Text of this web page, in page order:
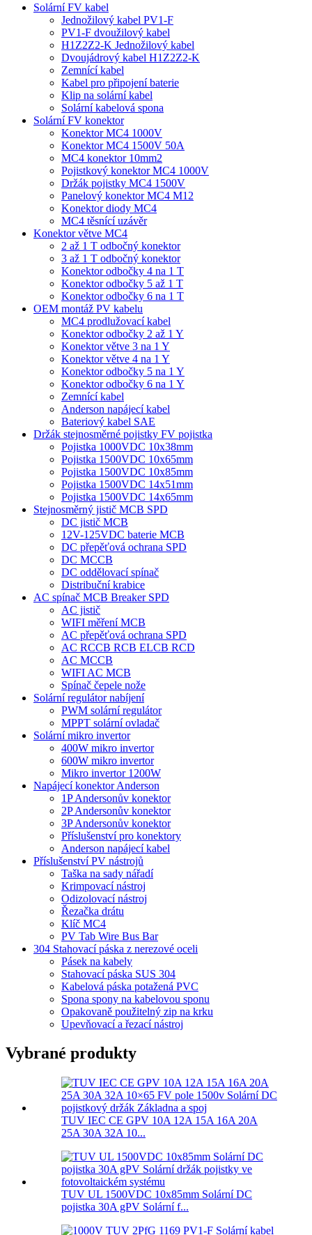
Solární FV kabel
Jednožilový kabel PV1-F
PV1-F dvoužilový kabel
H1Z2Z2-K Jednožilový kabel
Dvoujádrový kabel H1Z2Z2-K
Zemnící kabel
Kabel pro připojení baterie
Klip na solární kabel
Solární kabelová spona
Solární FV konektor
Konektor MC4 1000V
Konektor MC4 1500V 50A
MC4 konektor 10mm2
Pojistkový konektor MC4 1000V
Držák pojistky MC4 1500V
Panelový konektor MC4 M12
Konektor diody MC4
MC4 těsnící uzávěr
Konektor větve MC4
2 až 1 T odbočný konektor
3 až 1 T odbočný konektor
Konektor odbočky 4 na 1 T
Konektor odbočky 5 až 1 T
Konektor odbočky 6 na 1 T
OEM montáž PV kabelu
MC4 prodlužovací kabel
Konektor odbočky 2 až 1 Y
Konektor větve 3 na 1 Y
Konektor větve 4 na 1 Y
Konektor odbočky 5 na 1 Y
Konektor odbočky 6 na 1 Y
Zemnící kabel
Anderson napájecí kabel
Bateriový kabel SAE
Držák stejnosměrné pojistky FV pojistka
Pojistka 1000VDC 10x38mm
Pojistka 1500VDC 10x65mm
Pojistka 1500VDC 10x85mm
Pojistka 1500VDC 14x51mm
Pojistka 1500VDC 14x65mm
Stejnosměrný jistič MCB SPD
DC jistič MCB
12V-125VDC baterie MCB
DC přepěťová ochrana SPD
DC MCCB
DC oddělovací spínač
Distribuční krabice
AC spínač MCB Breaker SPD
AC jistič
WIFI měření MCB
AC přepěťová ochrana SPD
AC RCCB RCB ELCB RCD
AC MCCB
WIFI AC MCB
Spínač čepele nože
Solární regulátor nabíjení
PWM solární regulátor
MPPT solární ovladač
Solární mikro invertor
400W mikro invertor
600W mikro invertor
Mikro invertor 1200W
Napájecí konektor Anderson
1P Andersonův konektor
2P Andersonův konektor
3P Andersonův konektor
Příslušenství pro konektory
Anderson napájecí kabel
Příslušenství PV nástrojů
Taška na sady nářadí
Krimpovací nástroj
Odizolovací nástroj
Řezačka drátu
Klíč MC4
PV Tab Wire Bus Bar
304 Stahovací páska z nerezové oceli
Pásek na kabely
Stahovací páska SUS 304
Kabelová páska potažená PVC
Spona spony na kabelovou sponu
Opakovaně použitelný zip na krku
Upevňovací a řezací nástroj
Vybrané produkty
TUV IEC CE GPV 10A 12A 15A 16A 20A
25A 30A 32A 10...
TUV UL 1500VDC 10x85mm Solární DC
pojistka 30A gPV Solární f...